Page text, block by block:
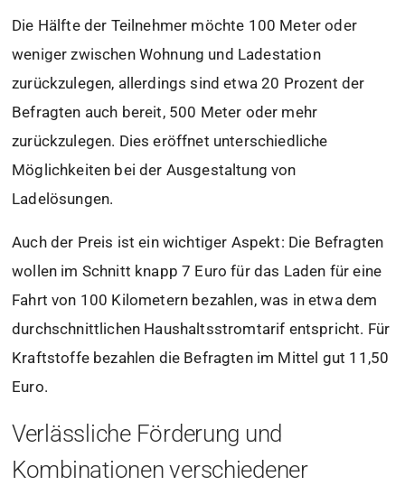
Die Hälfte der Teilnehmer möchte 100 Meter oder
weniger zwischen Wohnung und Ladestation
zurückzulegen, allerdings sind etwa 20 Prozent der
Befragten auch bereit, 500 Meter oder mehr
zurückzulegen. Dies eröffnet unterschiedliche
Möglichkeiten bei der Ausgestaltung von
Ladelösungen.
Auch der Preis ist ein wichtiger Aspekt: Die Befragten
wollen im Schnitt knapp 7 Euro für das Laden für eine
Fahrt von 100 Kilometern bezahlen, was in etwa dem
durchschnittlichen Haushaltsstromtarif entspricht. Für
Kraftstoffe bezahlen die Befragten im Mittel gut 11,50
Euro.
Verlässliche Förderung und
Kombinationen verschiedener